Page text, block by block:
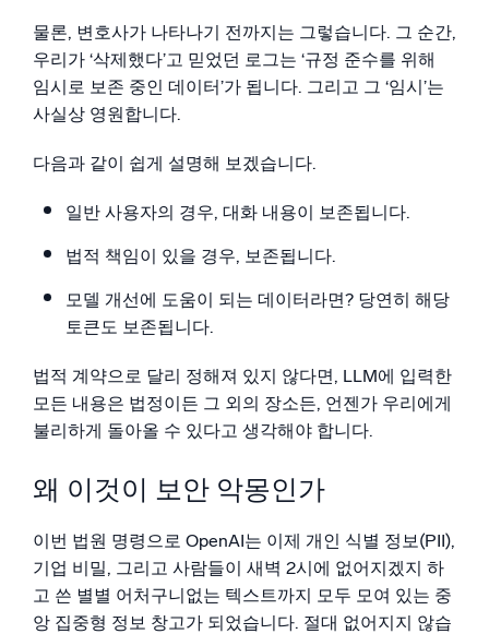
물론, 변호사가 나타나기 전까지는 그렇습니다. 그 순간,
우리가 ‘삭제했다’고 믿었던 로그는 ‘규정 준수를 위해
임시로 보존 중인 데이터’가 됩니다. 그리고 그 ‘임시’는
사실상 영원합니다.
다음과 같이 쉽게 설명해 보겠습니다.
일반 사용자의 경우, 대화 내용이 보존됩니다.
법적 책임이 있을 경우, 보존됩니다.
모델 개선에 도움이 되는 데이터라면? 당연히 해당
토큰도 보존됩니다.
법적 계약으로 달리 정해져 있지 않다면, LLM에 입력한
모든 내용은 법정이든 그 외의 장소든, 언젠가 우리에게
불리하게 돌아올 수 있다고 생각해야 합니다.
왜 이것이 보안 악몽인가
이번 법원 명령으로 OpenAI는 이제 개인 식별 정보(PII),
기업 비밀, 그리고 사람들이 새벽 2시에 없어지겠지 하
고 쓴 별별 어처구니없는 텍스트까지 모두 모여 있는 중
앙 집중형 정보 창고가 되었습니다. 절대 없어지지 않습